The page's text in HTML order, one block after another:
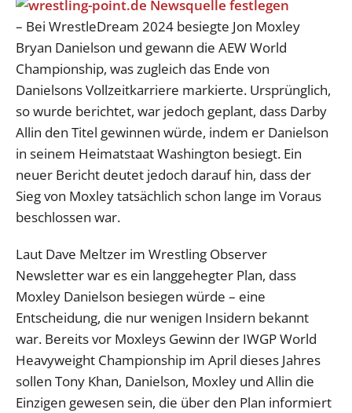
– Bei WrestleDream 2024 besiegte Jon Moxley
Bryan Danielson und gewann die AEW World
Championship, was zugleich das Ende von
Danielsons Vollzeitkarriere markierte. Ursprünglich,
so wurde berichtet, war jedoch geplant, dass Darby
Allin den Titel gewinnen würde, indem er Danielson
in seinem Heimatstaat Washington besiegt. Ein
neuer Bericht deutet jedoch darauf hin, dass der
Sieg von Moxley tatsächlich schon lange im Voraus
beschlossen war.
Laut Dave Meltzer im Wrestling Observer
Newsletter war es ein langgehegter Plan, dass
Moxley Danielson besiegen würde – eine
Entscheidung, die nur wenigen Insidern bekannt
war. Bereits vor Moxleys Gewinn der IWGP World
Heavyweight Championship im April dieses Jahres
sollen Tony Khan, Danielson, Moxley und Allin die
Einzigen gewesen sein, die über den Plan informiert